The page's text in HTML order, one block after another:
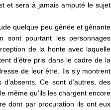
et sera à jamais amputé le sujet
quelque peu gênée et gênante
sont pourtant les personnages
de la honte avec laquelle
d’être pris dans le cadre de la
de leur être. Ils s’y montrent
Ce sont d’autres, des
même qu’ils les chargent encore
dont par procuration ils ont eux